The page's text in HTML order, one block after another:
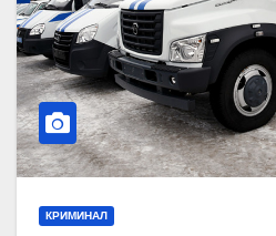
КРИМИНАЛ